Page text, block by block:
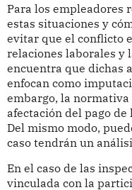
Para los
estas situaciones y
evitar que el conflicto
relaciones laborales y
encuentra que dichas
enfocan como
embargo, la
afectación del pago
Del mismo modo,
caso tendrán un
En el caso de las
vinculada con la